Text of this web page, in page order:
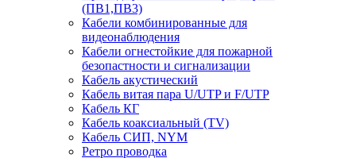
(ПВ1,ПВ3)
Кабели комбинированные для
видеонаблюдения
Кабели огнестойкие для пожарной
безопастности и сигнализации
Кабель акустический
Кабель витая пара U/UTP и F/UTP
Кабель КГ
Кабель коаксиальный (TV)
Кабель СИП, NYM
Ретро проводка